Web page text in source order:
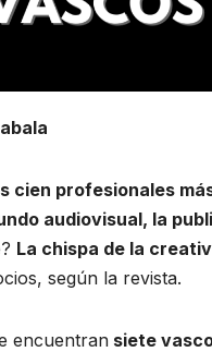
cien profesionales
audiovisual, la
La chispa de la
según la revista.
encuentran siete